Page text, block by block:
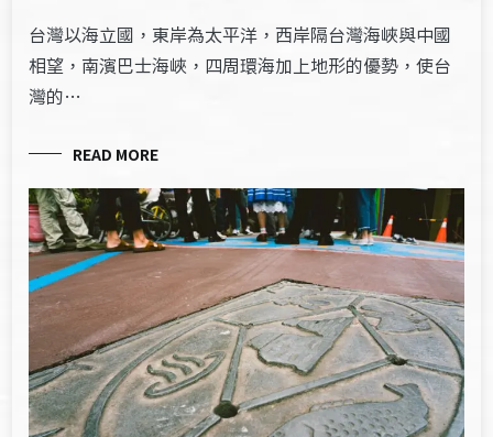
台灣以海立國，東岸為太平洋，西岸隔台灣海峽與中國
相望，南濱巴士海峽，四周環海加上地形的優勢，使台
灣的…
READ MORE